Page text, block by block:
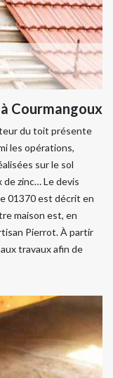
Courmangoux
du toit présente
les opérations,
sur le sol
de zinc… Le devis
01370 est décrit en
maison est, en
Pierrot. À partir
travaux afin de